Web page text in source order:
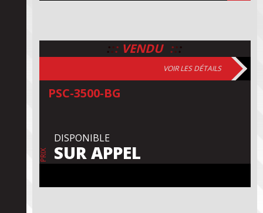
::: VENDU :::
VOIR LES DÉTAILS
PSC-3500-BG
PRIX
DISPONIBLE
SUR APPEL